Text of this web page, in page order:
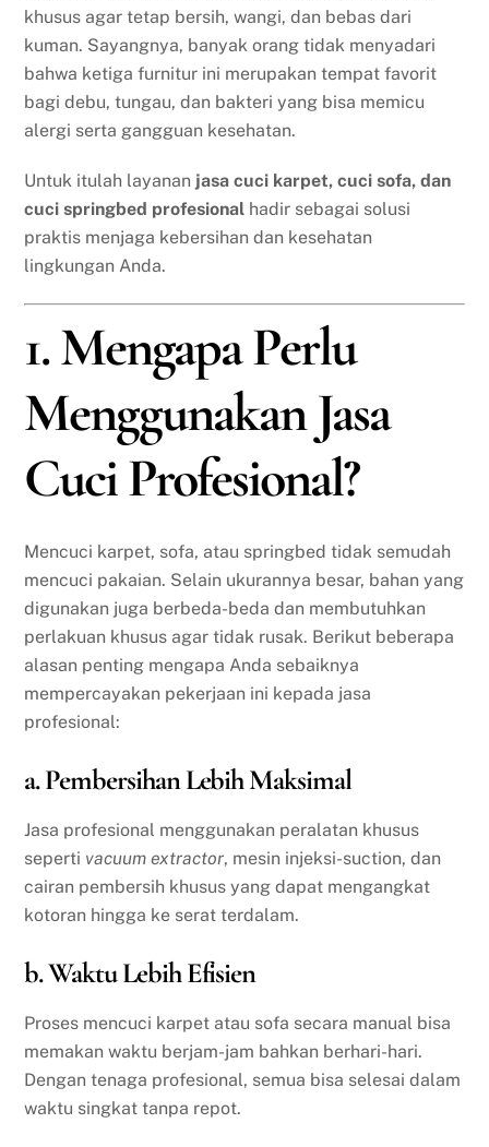
khusus agar tetap bersih, wangi, dan bebas dari
kuman. Sayangnya, banyak orang tidak menyadari
bahwa ketiga furnitur ini merupakan tempat favorit
bagi debu, tungau, dan bakteri yang bisa memicu
alergi serta gangguan kesehatan.
Untuk itulah layanan jasa cuci karpet, cuci sofa, dan
cuci springbed profesional hadir sebagai solusi
praktis menjaga kebersihan dan kesehatan
lingkungan Anda.
1. Mengapa Perlu
Menggunakan Jasa
Cuci Profesional?
Mencuci karpet, sofa, atau springbed tidak semudah
mencuci pakaian. Selain ukurannya besar, bahan yang
digunakan juga berbeda-beda dan membutuhkan
perlakuan khusus agar tidak rusak. Berikut beberapa
alasan penting mengapa Anda sebaiknya
mempercayakan pekerjaan ini kepada jasa
profesional:
a. Pembersihan Lebih Maksimal
Jasa profesional menggunakan peralatan khusus
seperti vacuum extractor, mesin injeksi-suction, dan
cairan pembersih khusus yang dapat mengangkat
kotoran hingga ke serat terdalam.
b. Waktu Lebih Efisien
Proses mencuci karpet atau sofa secara manual bisa
memakan waktu berjam-jam bahkan berhari-hari.
Dengan tenaga profesional, semua bisa selesai dalam
waktu singkat tanpa repot.